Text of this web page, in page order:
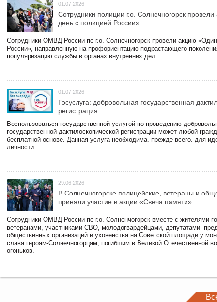
01.07.2026
Сотрудники полиции г.о. Солнечногорск
день с полицией России»
Сотрудники ОМВД России по г.о. Солнечногорск провели акцию
России», направленную на профориентацию подрастающего
популяризацию службы в органах внутренних дел.
01.07.2026
Госуслуга: добровольная государственная
регистрация
Воспользоваться государственной услугой по проведению
государственной дактилоскопической регистрации может любой
бесплатной основе. Данная услуга необходима, прежде всего, для
личности.
29.06.2026
В Солнечногорске полицейские, ветераны и
приняли участие в акции «Свеча памяти»
Сотрудники ОМВД России по г.о. Солненчогорск вместе с жителями
ветеранами, участниками СВО, молодогвардейцами, депутатами,
общественных организаций и уховенства на Советской площади у
слава героям-Солнечногорцам, погибшим в Великой Отечественной
огоньков.